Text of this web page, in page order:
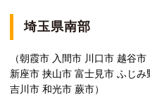
埼玉県南部
（朝霞市 入間市 川口市 越谷
新座市 挟山市 富士見市 ふじ
吉川市 和光市 蕨市）